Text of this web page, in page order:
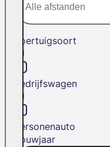
Voertuigsoort
Bedrijfswagen
Personenauto
Bouwjaar